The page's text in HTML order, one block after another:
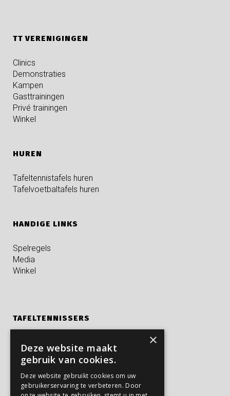
TT VERENIGINGEN
Clinics
Demonstraties
Kampen
Gasttrainingen
Privé trainingen
Winkel
HUREN
Tafeltennistafels huren
Tafelvoetbaltafels huren
HANDIGE LINKS
Spelregels
Media
Winkel
TAFELTENNISSERS
Kampen
Privé trainingen
Verjaardagsfeestjes
×
Deze website maakt
gebruik van cookies.
Deze website gebruikt cookies om uw
gebruikerservaring te verbeteren. Door